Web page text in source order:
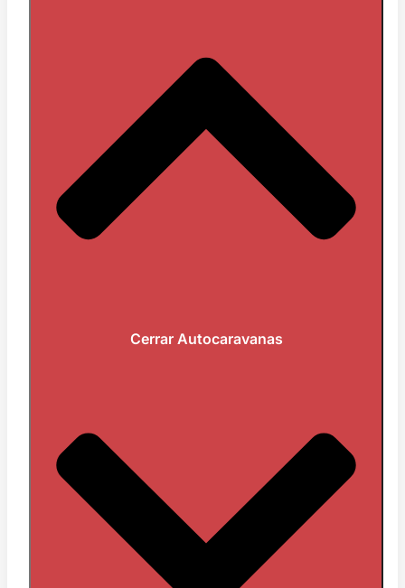
Cerrar Autocaravanas